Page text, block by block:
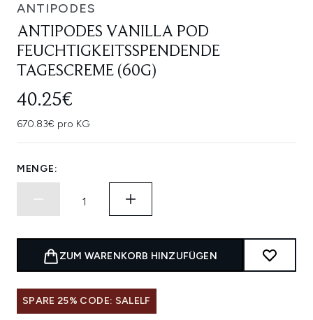
ANTIPODES
ANTIPODES VANILLA POD
FEUCHTIGKEITSSPENDENDE
TAGESCREME (60G)
40.25€
670.83€ pro KG
MENGE:
ZUM WARENKORB HINZUFÜGEN
SPARE 25% CODE: SALELF